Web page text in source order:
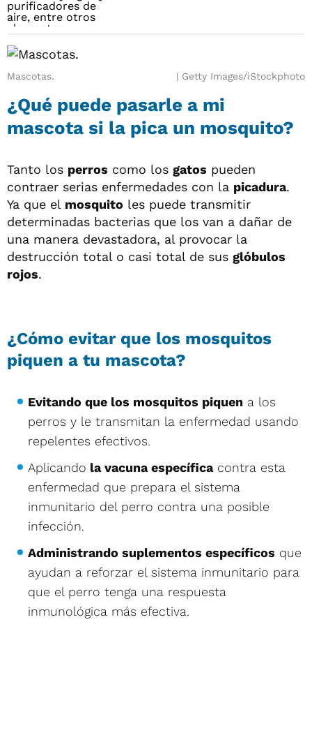
Mascotas. Getty Images/iStockphoto
¿Qué puede pasarle a mi
mascota si la pica un mosquito?
Tanto los perros como los gatos pueden
contraer serias enfermedades con la picadura.
Ya que el mosquito les puede transmitir
determinadas bacterias que los van a dañar de
una manera devastadora, al provocar la
destrucción total o casi total de sus glóbulos
rojos.
¿Cómo evitar que los mosquitos
piquen a tu mascota?
Evitando que los mosquitos piquen a los
perros y le transmitan la enfermedad usando
repelentes efectivos.
Aplicando la vacuna específicacontra esta
enfermedad que prepara el sistema
inmunitario del perro contra una posible
infección.
Administrando suplementos específicos que
ayudan a reforzar el sistema inmunitario para
que el perro tenga una respuesta
inmunológica más efectiva.